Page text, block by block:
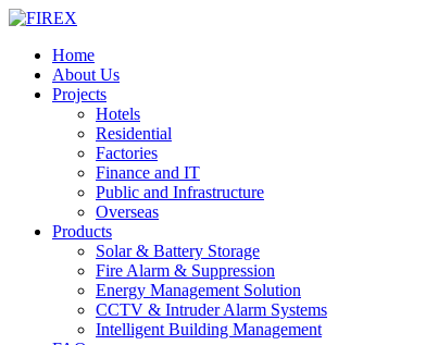
Home
About Us
Projects
Hotels
Residential
Factories
Finance and IT
Public and Infrastructure
Overseas
Products
Solar & Battery Storage
Fire Alarm & Suppression
Energy Management Solution
CCTV & Intruder Alarm Systems
Intelligent Building Management